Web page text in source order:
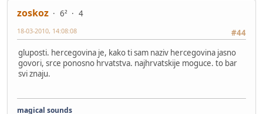
zoskoz 6²
4
#44
18-03-2010, 14:08:08
gluposti. hercegovina je, kako ti sam naziv hercegovina jasno
govori, srce ponosno hrvatstva. najhrvatskije moguce. to bar
svi znaju.
magical sounds